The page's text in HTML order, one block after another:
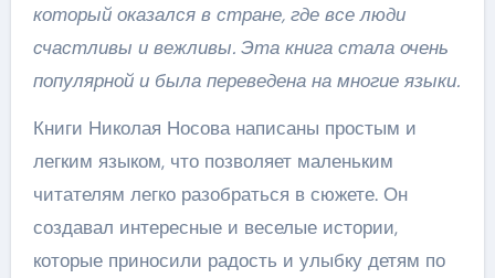
который оказался в стране, где все люди
счастливы и вежливы. Эта книга стала очень
популярной и была переведена на многие языки.
Книги Николая Носова написаны простым и
легким языком, что позволяет маленьким
читателям легко разобраться в сюжете. Он
создавал интересные и веселые истории,
которые приносили радость и улыбку детям по